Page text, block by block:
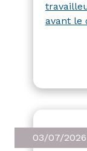
avant le
03/07/2026